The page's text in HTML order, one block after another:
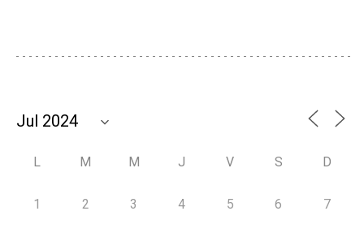
L M M J V S D
1 2 3 4 5 6 7